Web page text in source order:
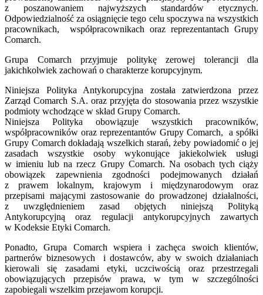
z poszanowaniem najwyższych standardów etycznych.
Odpowiedzialność za osiągnięcie tego celu spoczywa na wszystkich
pracownikach, współpracownikach oraz reprezentantach Grupy
Comarch.
Grupa Comarch przyjmuje politykę zerowej tolerancji dla
jakichkolwiek zachowań o charakterze korupcyjnym.
Niniejsza Polityka Antykorupcyjna została zatwierdzona przez
Zarząd Comarch S.A. oraz przyjęta do stosowania przez wszystkie
podmioty wchodzące w skład Grupy Comarch.
Niniejsza Polityka obowiązuje wszystkich pracowników,
współpracowników oraz reprezentantów Grupy Comarch, a spółki
Grupy Comarch dokładają wszelkich starań, żeby powiadomić o jej
zasadach wszystkie osoby wykonujące jakiekolwiek usługi
w imieniu lub na rzecz Grupy Comarch. Na osobach tych ciąży
obowiązek zapewnienia zgodności podejmowanych działań
z prawem lokalnym, krajowym i międzynarodowym oraz
przepisami mającymi zastosowanie do prowadzonej działalności,
z uwzględnieniem zasad objętych niniejszą Polityką
Antykorupcyjną oraz regulacji antykorupcyjnych zawartych
w Kodeksie Etyki Comarch.
Ponadto, Grupa Comarch wspiera i zachęca swoich klientów,
partnerów biznesowych i dostawców, aby w swoich działaniach
kierowali się zasadami etyki, uczciwością oraz przestrzegali
obowiązujących przepisów prawa, w tym w szczególności
zapobiegali wszelkim przejawom korupcji.